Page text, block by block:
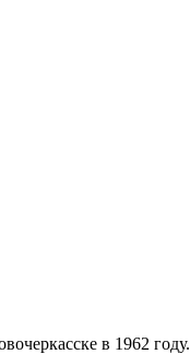
в 1962 году.